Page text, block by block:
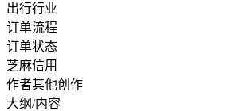
出行行业
订单流程
订单状态
芝麻信用
作者其他创作
大纲/内容